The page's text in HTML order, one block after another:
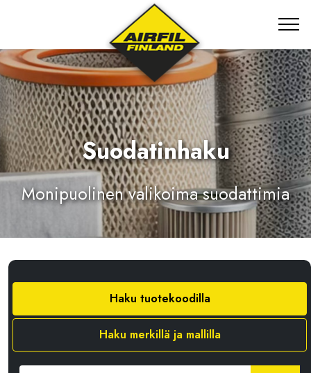
Suodatinhaku
Monipuolinen valikoima suodattimia
Haku tuotekoodilla
Haku merkillä ja mallilla